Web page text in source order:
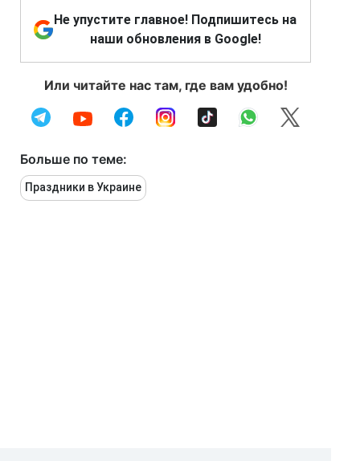
Не упустите главное! Подпишитесь на
наши обновления в Google!
Или читайте нас там, где вам удобно!
Больше по теме:
Праздники в Украине